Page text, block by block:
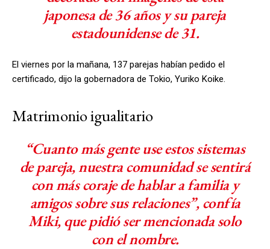
japonesa de 36 años y su pareja
estadounidense de 31.
El viernes por la mañana, 137 parejas habían pedido el
certificado, dijo la gobernadora de Tokio, Yuriko Koike.
Matrimonio igualitario
“Cuanto más gente use estos sistemas
de pareja, nuestra comunidad se sentirá
con más coraje de hablar a familia y
amigos sobre sus relaciones”, confía
Miki, que pidió ser mencionada solo
con el nombre.